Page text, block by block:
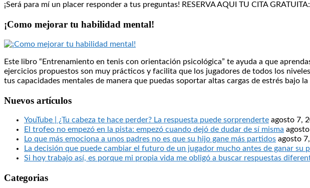
¡Será para mí un placer responder a tus preguntas! RESERVA AQUI TU CITA GRATUITA:
¡Como mejorar tu habilidad mental!
Este libro “Entrenamiento en tenis con orientación psicológica” te ayuda a que
ejercicios propuestos son muy prácticos y facilita que los jugadores de todos los
tus capacidades mentales de manera que puedas soportar altas cargas de estrés bajo
Nuevos artículos
YouTube | ¿Tu cabeza te hace perder? La respuesta puede sorprenderte agosto 7,
El trofeo no empezó en la pista: empezó cuando dejó de dudar de sí misma
Lo que más emociona a unos padres no es que su hijo gane más partidos agosto
La decisión que puede cambiar el futuro de un jugador mucho antes de ganar su
Si hoy trabajo así, es porque mi propia vida me obligó a buscar respuestas
Categorias